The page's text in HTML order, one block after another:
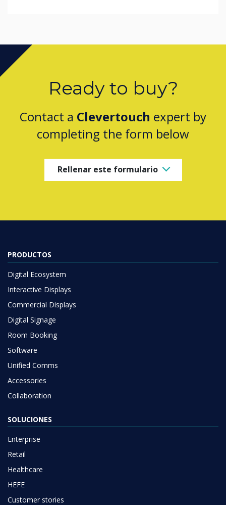
Ready to buy?
Contact a Clevertouch expert by
completing the form below
Rellenar este formulario
PRODUCTOS
Digital Ecosystem
Interactive Displays
Commercial Displays
Digital Signage
Room Booking
Software
Unified Comms
Accessories
Collaboration
SOLUCIONES
Enterprise
Retail
Healthcare
HEFE
Customer stories